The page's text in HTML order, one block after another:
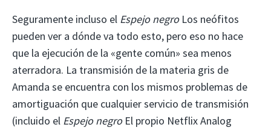
Seguramente incluso el Espejo negro Los neófitos
pueden ver a dónde va todo esto, pero eso no hace
que la ejecución de la «gente común» sea menos
aterradora. La transmisión de la materia gris de
Amanda se encuentra con los mismos problemas de
amortiguación que cualquier servicio de transmisión
(incluido el Espejo negro El propio Netflix Analog